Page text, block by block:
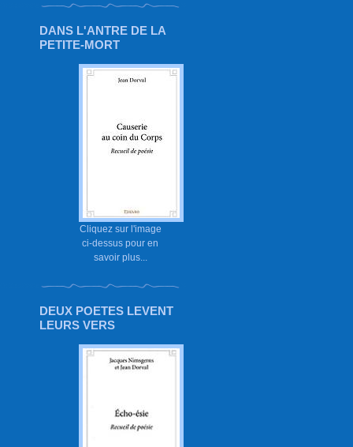
DANS L'ANTRE DE LA
PETITE-MORT
Cliquez sur l'image
ci-dessus pour en
savoir plus...
DEUX POETES LEVENT
LEURS VERS